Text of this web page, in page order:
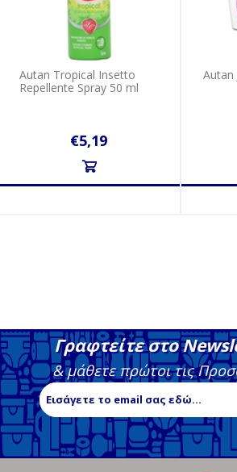
Autan Τropical Insetto
Repellente Spray 50 ml
€5,19
Autan
Γραφτείτε στο
& μάθετε πρώτοι τις